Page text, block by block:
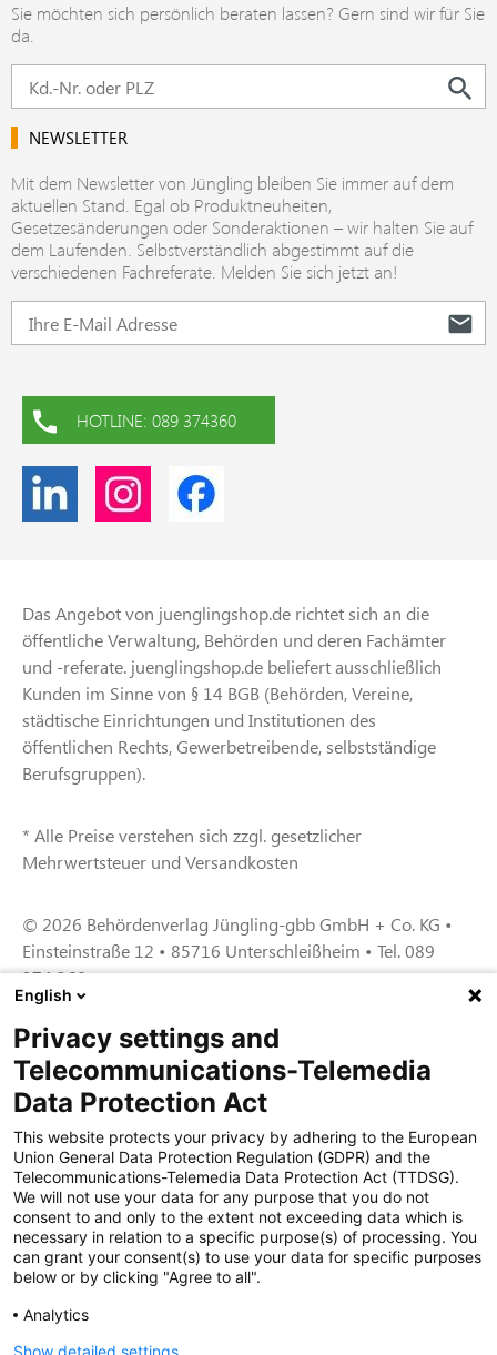
Sie möchten sich persönlich beraten lassen? Gern sind wir für Sie
da.
NEWSLETTER
Mit dem Newsletter von Jüngling bleiben Sie immer auf dem
aktuellen Stand. Egal ob Produktneuheiten,
Gesetzesänderungen oder Sonderaktionen – wir halten Sie auf
dem Laufenden. Selbstverständlich abgestimmt auf die
verschiedenen Fachreferate. Melden Sie sich jetzt an!
HOTLINE: 089 374360
Das Angebot von juenglingshop.de richtet sich an die
öffentliche Verwaltung, Behörden und deren Fachämter
und -referate. juenglingshop.de beliefert ausschließlich
Kunden im Sinne von § 14 BGB (Behörden, Vereine,
städtische Einrichtungen und Institutionen des
öffentlichen Rechts, Gewerbetreibende, selbstständige
Berufsgruppen).
* Alle Preise verstehen sich zzgl. gesetzlicher
Mehrwertsteuer und Versandkosten
© 2026 Behördenverlag Jüngling-gbb GmbH + Co. KG •
Einsteinstraße 12 • 85716 Unterschleißheim • Tel. 089
374 360
Zertifiziert für das Sicherheitsmanagem
entsystem unter TU4® durch TÜViT Essen
Zertifiziert für das QM-System nach DIN EN
ISO 9001: 2015, Reg.-Nr. 44 100 091350
durch TÜV NORD CERT
Zertifiziert für Sicherheits- und
English
Privacy settings and
Telecommunications-Telemedia
Data Protection Act
This website protects your privacy by adhering to the European
Union General Data Protection Regulation (GDPR) and the
Telecommunications-Telemedia Data Protection Act (TTDSG).
We will not use your data for any purpose that you do not
consent to and only to the extent not exceeding data which is
necessary in relation to a specific purpose(s) of processing. You
can grant your consent(s) to use your data for specific purposes
below or by clicking "Agree to all".
Analytics
Show detailed settings